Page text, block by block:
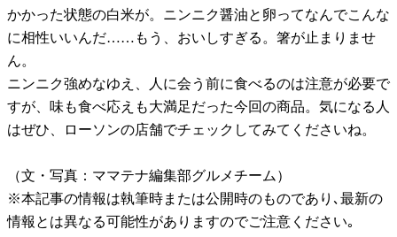
かかった状態の白米が。ニンニク醤油と卵ってなんでこんな
に相性いいんだ……もう、おいしすぎる。箸が止まりませ
ん。
ニンニク強めなゆえ、人に会う前に食べるのは注意が必要で
すが、味も食べ応えも大満足だった今回の商品。気になる人
はぜひ、ローソンの店舗でチェックしてみてくださいね。
（文・写真：ママテナ編集部グルメチーム）
※本記事の情報は執筆時または公開時のものであり､最新の
情報とは異なる可能性がありますのでご注意ください｡